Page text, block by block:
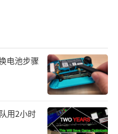
或铁壁护体两种状态，
法，元素伤害。
电池步骤
用2小时